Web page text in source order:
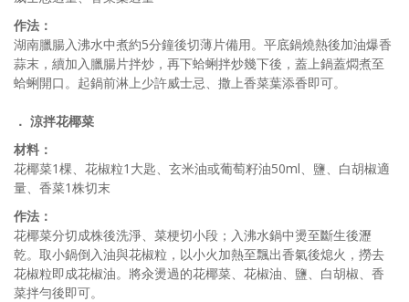
作法：
湖南臘腸入沸水中煮約5分鐘後切薄片備用。平底鍋燒熱後加油爆香
蒜末，續加入臘腸片拌炒，再下蛤蜊拌炒幾下後，蓋上鍋蓋燜煮至
蛤蜊開口。起鍋前淋上少許威士忌、撒上香菜葉添香即可。
． 涼拌花椰菜
材料：
花椰菜1棵、花椒粒1大匙、玄米油或葡萄籽油50ml、鹽、白胡椒適
量、香菜1株切末
作法：
花椰菜分切成株後洗淨、菜梗切小段；入沸水鍋中燙至斷生後瀝
乾。取小鍋倒入油與花椒粒，以小火加熱至飄出香氣後熄火，撈去
花椒粒即成花椒油。將汆燙過的花椰菜、花椒油、鹽、白胡椒、香
菜拌勻後即可。